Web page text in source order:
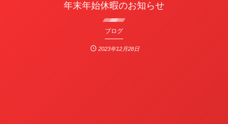
年末年始休暇のお知らせ
ブログ
2023年12月28日